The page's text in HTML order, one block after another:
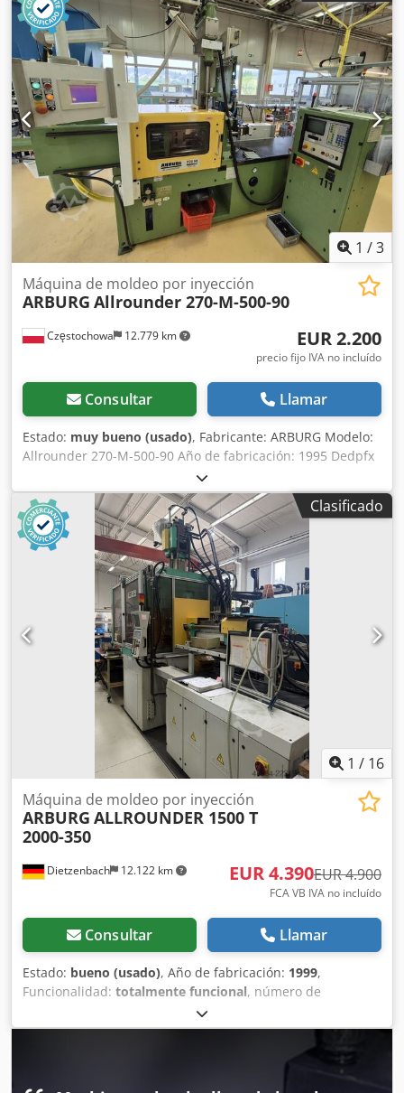
1 /3
Częstochowa 12.779 km
Máquina de moldeo por inyección
ARBURG Allrounder 270-M-500-90
EUR 2.200
precio fijo IVA no incluído
Consultar Llamar
Estado: muy bueno (usado), Fabricante: ARBURG Modelo:
Allrounder 270-M-500-90 Año de fabricación: 1995 Dedpfx
Aox Eitbokrock Número de serie: 164822 Sistema de
control: Unidad de control: Arburg Multronica Unidad de
inyección: Tipo de inyección: unidad de inyección vertical
Diámetro del husillo: Ø 20 mm Unidad de cierre: Fuerza de
cierre: 500 kN Equipamiento adicional: Pick system:
sistema de extracción de piezas Divider chute: canal de
separación / canal selectivo Carcasa: carcasa de protección
completa (enclosure)
Clasificado
1 / 16
Dietzenbach 12.122 km
Máquina de moldeo por inyección
ARBURG ALLROUNDER 1500 T
2000-350
EUR 4.390EUR 4.900
FCA VB IVA no incluído
Consultar Llamar
Estado: bueno (usado), Año de fabricación: 1999,
Funcionalidad: totalmente funcional, número de
, fuerza de sujeción:
diámetro del tornillo:35 mm, altura de instalación:350
2.200 mm,
13.000 kg
, potencia:
53,5 kW (72,74 CV)